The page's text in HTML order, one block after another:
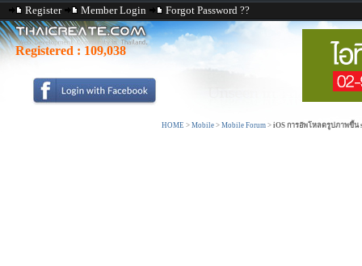
Register Member Login Forgot Password ??
Registered : 109,038
HOME > Mobile > Mobile Forum > iOS การอัพโหลดรูปภาพขึ้น